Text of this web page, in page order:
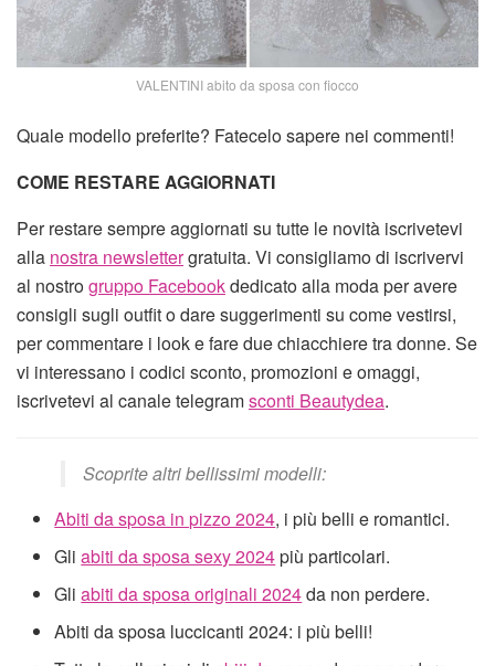
VALENTINI abito da sposa con fiocco
Quale modello preferite? Fatecelo sapere nei commenti!
COME RESTARE AGGIORNATI
Per restare sempre aggiornati su tutte le novità iscrivetevi
alla nostra newslettergratuita. Vi consigliamo di iscrivervi
al nostrogruppo Facebookdedicato alla moda per avere
consigli sugli outfit o dare suggerimenti su come vestirsi,
per commentare i look e fare due chiacchiere tra donne. Se
vi interessano i codici sconto, promozioni e omaggi,
iscrivetevi al canale telegramsconti Beautydea.
Scoprite altri bellissimi modelli:
Abiti da sposa in pizzo 2024, i più belli e romantici.
Gliabiti da sposa sexy 2024più particolari.
Gliabiti da sposa originali 2024da non perdere.
Abiti da sposa luccicanti 2024: i più belli!